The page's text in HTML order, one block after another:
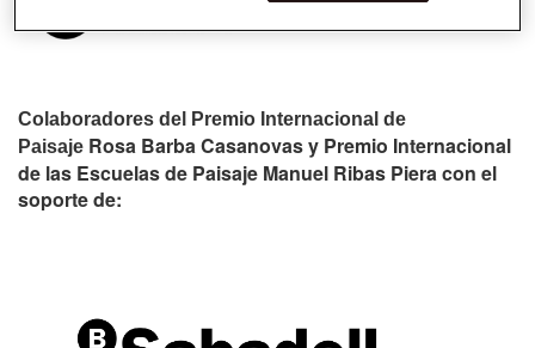
Colaboradores del Premio Internacional de
Paisaje Rosa Barba Casanovas y Premio Internacional
de las Escuelas de Paisaje Manuel Ribas Piera con el
soporte de: